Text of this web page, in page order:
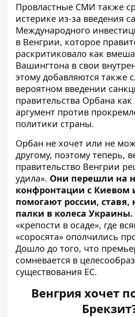
Провластные СМИ также
истерике из-за введения
Международного
в Венгрии, которое
раскритиковало как
Вашингтона в свои
этому добавляются также
вероятном введении
правительства Орбана
аргумент против
политики страны.
Орбан не хочет или не
другому, поэтому теперь,
правительство Венгрии
удила». Они перешли на
конфронтации с Киевом
помогают россии, ставя,
палки в колеса Украины.
«крепости в осаде», где
«соросята» ополчились
Дошло до того, что
сомневается в
существования ЕС.
Венгрия хочет